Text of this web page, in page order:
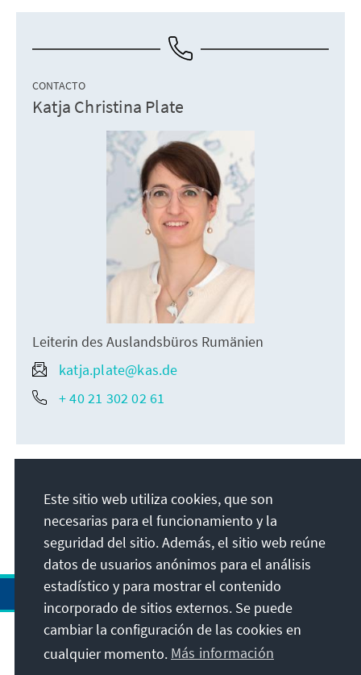
CONTACTO
Katja Christina Plate
Leiterin des Auslandsbüros Rumänien
katja.plate@kas.de
+ 40 21 302 02 61
Este sitio web utiliza cookies, que son
necesarias para el funcionamiento y la
seguridad del sitio. Además, el sitio web reúne
datos de usuarios anónimos para el análisis
estadístico y para mostrar el contenido
incorporado de sitios externos. Se puede
cambiar la configuración de las cookies en
cualquier momento. Más información